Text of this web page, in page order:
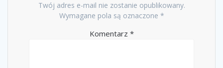
Twój adres e-mail nie zostanie opublikowany.
Wymagane pola są oznaczone *
Komentarz *